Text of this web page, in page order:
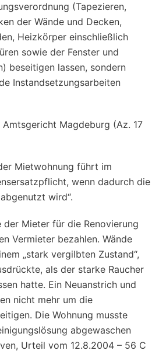
(Tapezieren,
der Wände und Decken,
Heizkörper einschließlich
sowie der Fenster und
beseitigen lassen, sondern
Instandsetzungsarbeiten
Amtsgericht Magdeburg (Az. 17
Mietwohnung führt im
wenn dadurch die
wird“.
der Mieter für die Renovierung
Vermieter bezahlen. Wände
„stark vergilbten Zustand“,
als der starke Raucher
hatte. Ein Neuanstrich und
nicht mehr um die
Die Wohnung musste
abgewaschen
Urteil vom 12.8.2004 – 56 C